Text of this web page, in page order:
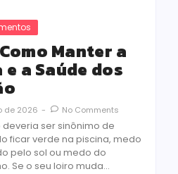
Manter a
a Saúde dos
de 2026 - No Comments
ser sinônimo de
ficar verde na piscina, medo
pelo sol ou medo do
Se o seu loiro muda…